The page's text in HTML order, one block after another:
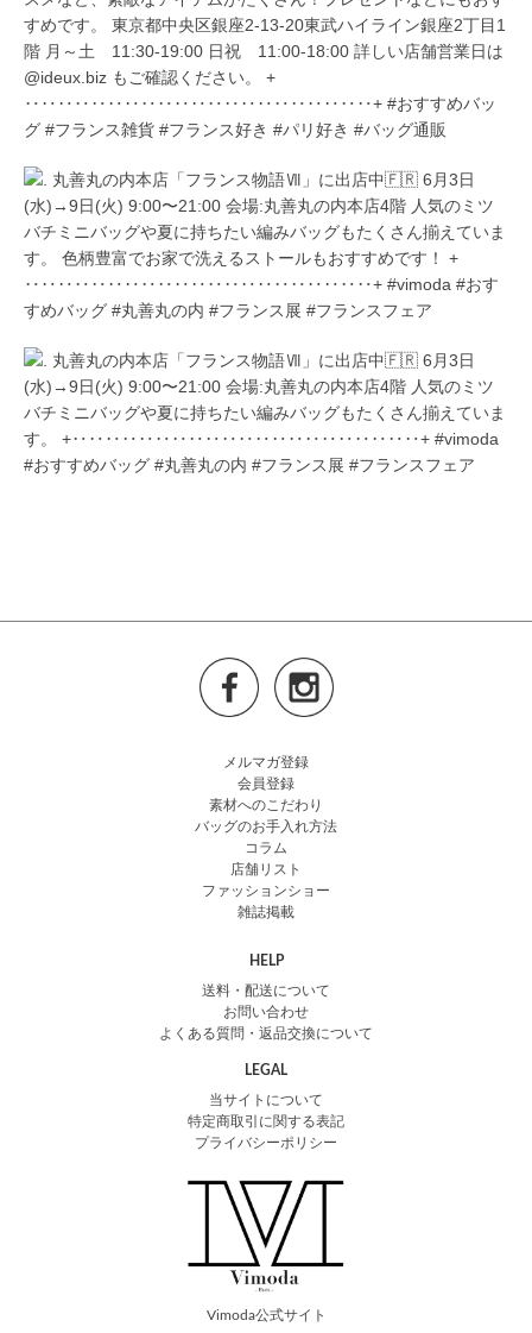
メルマガ登録
会員登録
素材へのこだわり
バッグのお手入れ方法
コラム
店舗リスト
ファッションショー
雑誌掲載
HELP
送料・配送について
お問い合わせ
よくある質問・返品交換について
LEGAL
当サイトについて
特定商取引に関する表記
プライバシーポリシー
Vimoda公式サイト